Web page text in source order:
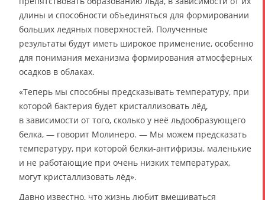
длины и способности объединяться для формировании
больших ледяных поверхностей. Полученные
результаты будут иметь широкое применение, особенно
для понимания механизма формирования атмосферных
осадков в облаках.
«Теперь мы способны предсказывать температуру, при
которой бактерия будет кристаллизовать лёд,
в зависимости от того, сколько у неё льдообразующего
белка, — говорит Молинеро. — Мы можем предсказать
температуру, при которой белки-антифризы, маленькие
и не работающие при очень низких температурах,
могут кристаллизовать лёд».
Давно известно, что жизнь любит вмешиваться